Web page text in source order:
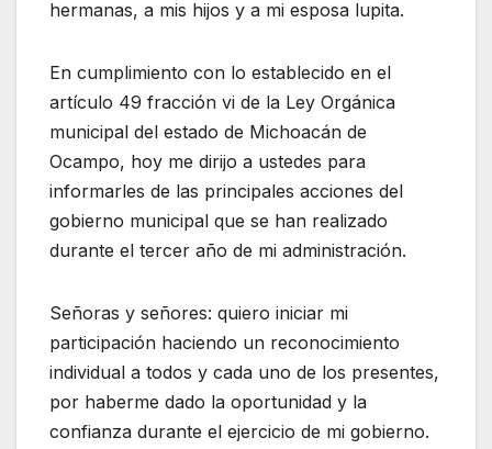
hermanas, a mis hijos y a mi esposa lupita.
En cumplimiento con lo establecido en el
artículo 49 fracción vi de la Ley Orgánica
municipal del estado de Michoacán de
Ocampo, hoy me dirijo a ustedes para
informarles de las principales acciones del
gobierno municipal que se han realizado
durante el tercer año de mi administración.
Señoras y señores: quiero iniciar mi
participación haciendo un reconocimiento
individual a todos y cada uno de los presentes,
por haberme dado la oportunidad y la
confianza durante el ejercicio de mi gobierno.